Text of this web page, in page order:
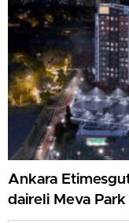
Ankara
daireli Meva